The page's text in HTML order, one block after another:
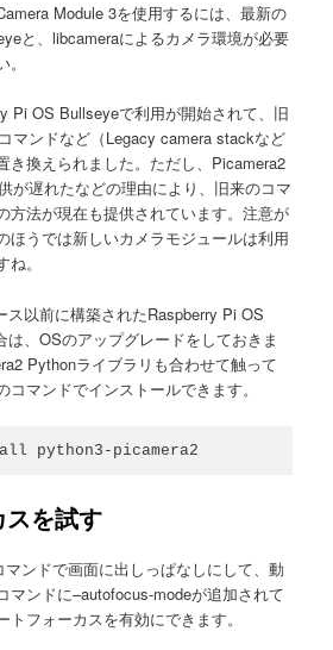
Module 3を使用するには、最新の
と、libcameraによるカメラ環境が必要
Pi OS Bullseyeで利用が開始されて、旧
マンドなど（Legacy camera stackなど
き換えられました。ただし、Picamera2
が遅れたなどの理由により、旧来のコマ
方法が現在も提供されています。注意が
ほうでは新しいカメラモジュールは利用
。
ス以前に構築されたRaspberry Pi OS
、OSのアップグレードをしておきま
Pythonライブラリも合わせて触って
マンドでインストールできます。
python3-picamera2
を試す
マンドで画面に出しっぱなしにして、動
マンドに–autofocus-modeが追加されて
フォーカスを有効にできます。